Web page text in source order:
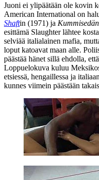
Juoni ei ylipäätään ole kovin
American International on
Shaftin (1971) ja Kummisedän
esittämä Slaughter lähtee
selviää italialainen mafia,
loput katoavat maan alle.
päästää hänet sillä ehdolla,
Loppuelokuva kuluu
etsiessä, hengaillessa ja
kunnes viimein päästään